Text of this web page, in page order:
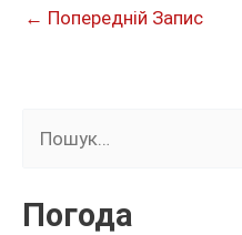
← Попередній Запис
к
Погода